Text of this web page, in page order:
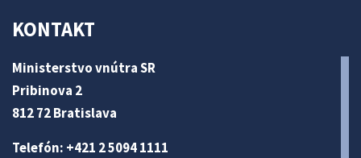
KONTAKT
Ministerstvo vnútra SR
Pribinova 2
812 72 Bratislava
Telefón: +421 2 5094 1111